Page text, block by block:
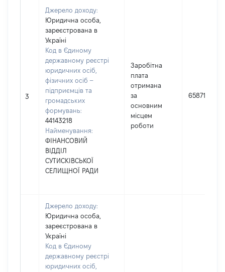
3
Джерело доходу:
Юридична особа,
зареєстрована в
Україні
Код в Єдиному
державному реєстрі
юридичних осіб,
фізичних осіб –
підприємців та
громадських
формувань:
44143218
Найменування:
ФІНАНСОВИЙ
ВІДДІЛ
СУТИСКІВСЬКОЇ
СЕЛИЩНОЇ РАДИ
Заробітна
плата
отримана
за
основним
місцем
роботи
65871
Джерело доходу:
Юридична особа,
зареєстрована в
Україні
Код в Єдиному
державному реєстрі
юридичних осіб,